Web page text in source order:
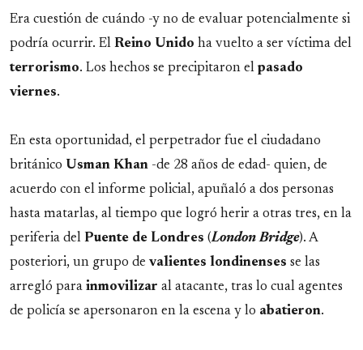
Era cuestión de cuándo -y no de evaluar potencialmente si
podría ocurrir. El Reino Unido ha vuelto a ser víctima del
terrorismo. Los hechos se precipitaron el pasado
viernes.
En esta oportunidad, el perpetrador fue el ciudadano
británico Usman Khan -de 28 años de edad- quien, de
acuerdo con el informe policial, apuñaló a dos personas
hasta matarlas, al tiempo que logró herir a otras tres, en la
periferia del Puente de Londres (London Bridge). A
posteriori, un grupo de valientes londinenses se las
arregló para inmovilizar al atacante, tras lo cual agentes
de policía se apersonaron en la escena y lo abatieron.